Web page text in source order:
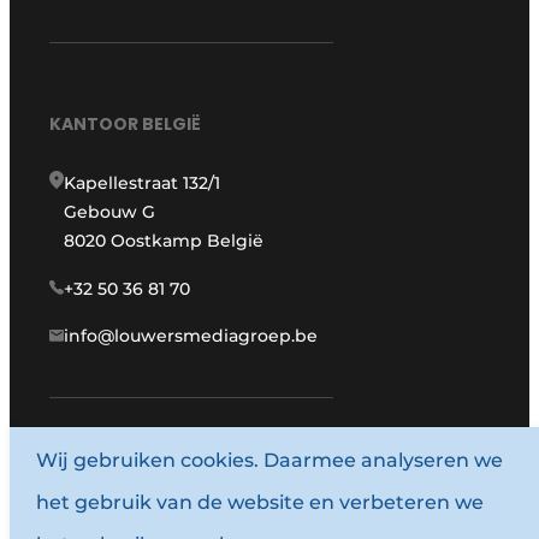
KANTOOR BELGIË
Kapellestraat 132/1
Gebouw G
8020 Oostkamp België
+32 50 36 81 70
info@louwersmediagroep.be
www.louwersmediagroep.com
© 1987 - 2026 Louwersmediagroep.
Wij gebruiken cookies. Daarmee analyseren we
het gebruik van de website en verbeteren we